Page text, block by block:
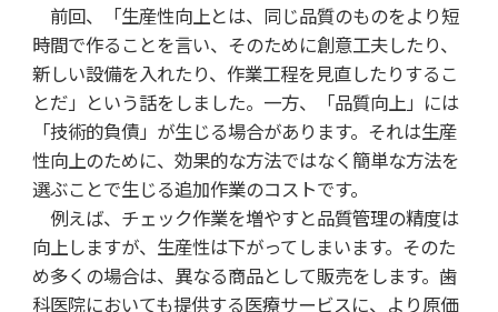
前回、「生産性向上とは、同じ品質のものをより短
時間で作ることを言い、そのために創意工夫したり、
新しい設備を入れたり、作業工程を見直したりするこ
とだ」という話をしました。一方、「品質向上」には
「技術的負債」が生じる場合があります。それは生産
性向上のために、効果的な方法ではなく簡単な方法を
選ぶことで生じる追加作業のコストです。
例えば、チェック作業を増やすと品質管理の精度は
向上しますが、生産性は下がってしまいます。そのた
め多くの場合は、異なる商品として販売をします。歯
科医院においても提供する医療サービスに、より原価